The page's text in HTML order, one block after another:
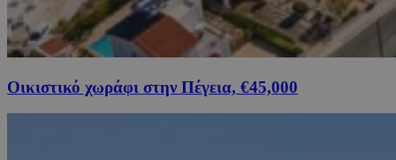
Οικιστικό χωράφι στην Πέγεια, €45,000